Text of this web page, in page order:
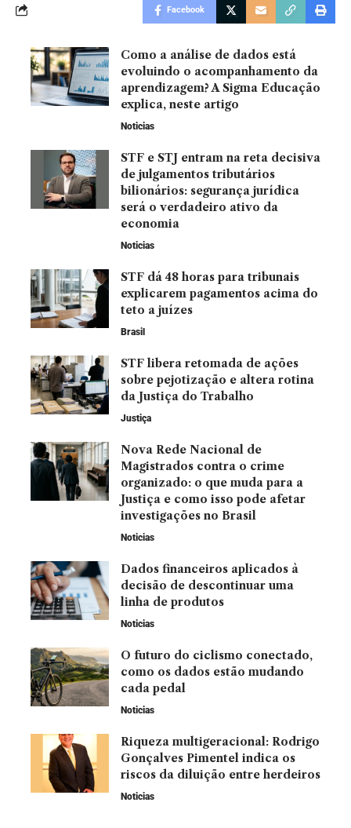
Facebook
Como a análise de dados está
evoluindo o acompanhamento da
aprendizagem? A Sigma Educação
explica, neste artigo
Noticias
STF e STJ entram na reta decisiva
de julgamentos tributários
bilionários: segurança jurídica
será o verdadeiro ativo da
economia
Noticias
STF dá 48 horas para tribunais
explicarem pagamentos acima do
teto a juízes
Brasil
STF libera retomada de ações
sobre pejotização e altera rotina
da Justiça do Trabalho
Justiça
Nova Rede Nacional de
Magistrados contra o crime
organizado: o que muda para a
Justiça e como isso pode afetar
investigações no Brasil
Noticias
Dados financeiros aplicados à
decisão de descontinuar uma
linha de produtos
Noticias
O futuro do ciclismo conectado,
como os dados estão mudando
cada pedal
Noticias
Riqueza multigeracional: Rodrigo
Gonçalves Pimentel indica os
riscos da diluição entre herdeiros
Noticias